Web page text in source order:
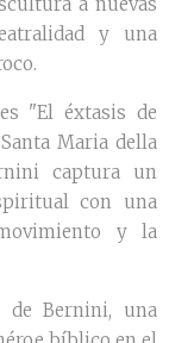
y una
"El éxtasis de
Maria della
captura un
con una
y la
de Bernini, una